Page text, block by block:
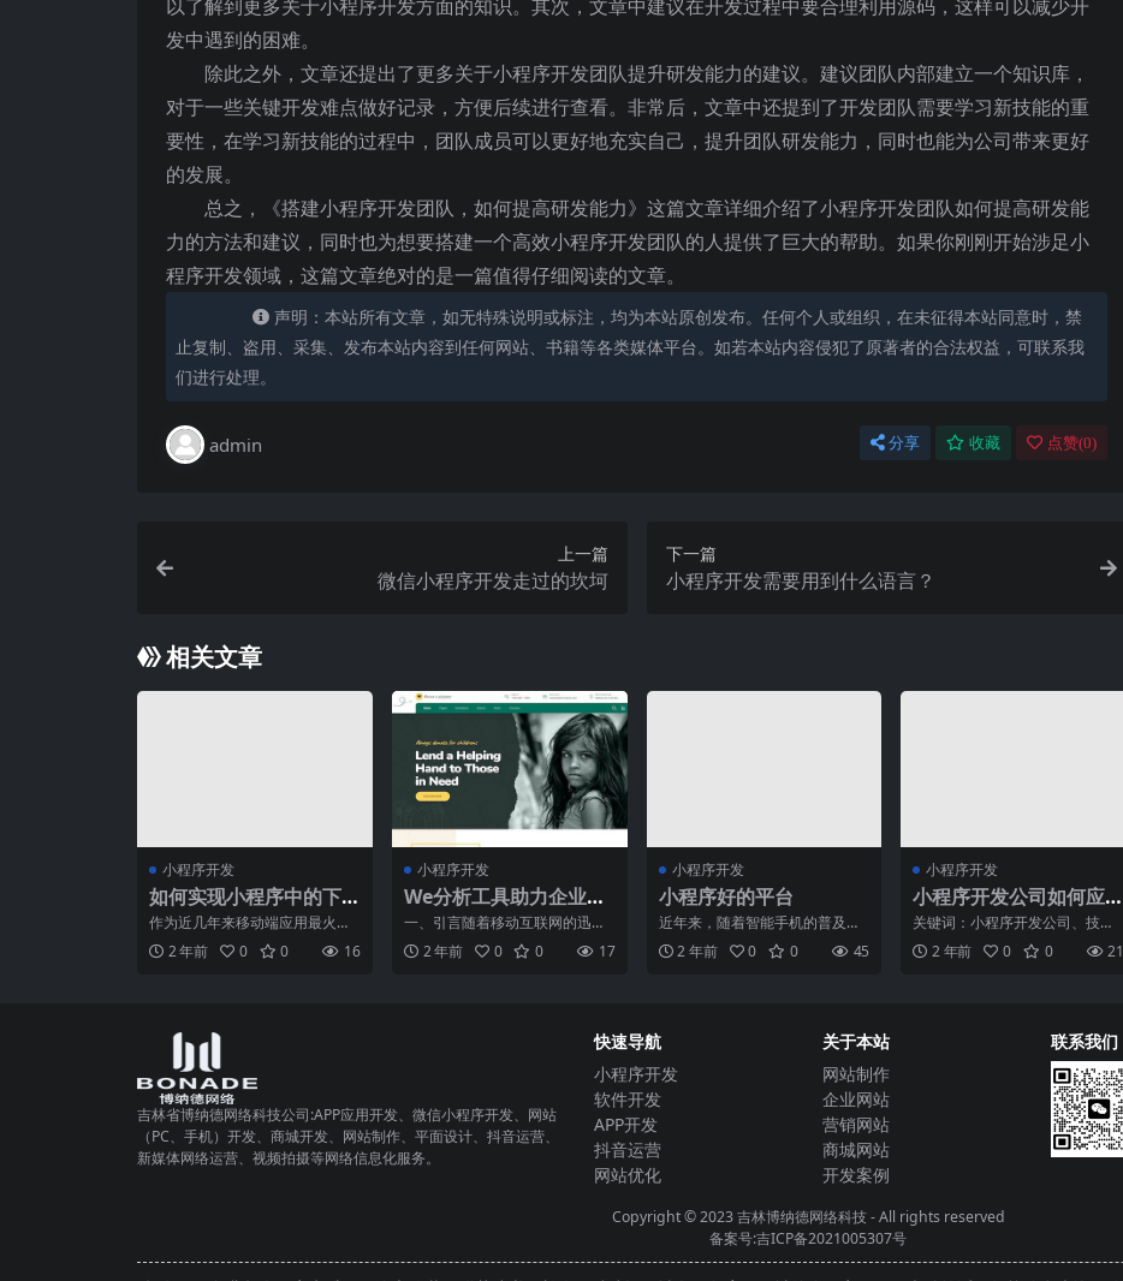
以了解到更多关于小程序开发方面的知识。其次，文章中建议在开发过程中要合理利用源码，这样可以减少开
发中遇到的困难。
除此之外，文章还提出了更多关于小程序开发团队提升研发能力的建议。建议团队内部建立一个知识库，
对于一些关键开发难点做好记录，方便后续进行查看。非常后，文章中还提到了开发团队需要学习新技能的重
要性，在学习新技能的过程中，团队成员可以更好地充实自己，提升团队研发能力，同时也能为公司带来更好
的发展。
总之，《搭建小程序开发团队，如何提高研发能力》这篇文章详细介绍了小程序开发团队如何提高研发能
力的方法和建议，同时也为想要搭建一个高效小程序开发团队的人提供了巨大的帮助。如果你刚刚开始涉足小
程序开发领域，这篇文章绝对的是一篇值得仔细阅读的文章。
声明：本站所有文章，如无特殊说明或标注，均为本站原创发布。任何个人或组织，在未征得本站同意时，禁
止复制、盗用、采集、发布本站内容到任何网站、书籍等各类媒体平台。如若本站内容侵犯了原著者的合法权益，可联系我
们进行处理。
admin 分享 收藏 点赞(0)
上一篇
微信小程序开发走过的坎坷
下一篇
小程序开发需要用到什么语言？
相关文章
小程序开发
如何实现小程序中的下
拉刷新和上拉加载？
作为近几年来移动端应用最火热
的技术之一，小程序在各个领域
都已经开始得到广泛应用。
2 年前 0 0 16
小程序开发
We分析工具助力企业掌
握微信大数据
一、引言随着移动互联网的迅猛
发展，微信已经成为企业与用户
沟通的重要桥梁，同时也是
2 年前 0 0 17
小程序开发
小程序好的平台
近年来，随着智能手机的普及和
移动互联网的发展，小程序成为
了一种受欢迎的应用形式。
2 年前 0 0 45
小程序开发
小程序开发公司如何应
对技术风险？
关键词：小程序开发公司、技术
风险、应对在当前数字化时代，
小程序开发公司正逐渐崭露
2 年前 0 0 21
吉林省博纳德网络科技公司:APP应用开发、微信小程序开发、网站
（PC、手机）开发、商城开发、网站制作、平面设计、抖音运营、
新媒体网络运营、视频拍摄等网络信息化服务。
快速导航
小程序开发
软件开发
APP开发
抖音运营
网站优化
关于本站
网站制作
企业网站
营销网站
商城网站
开发案例
联系我们
Copyright © 2023吉林博纳德网络科技- All rights reserved
备案号:吉ICP备2021005307号